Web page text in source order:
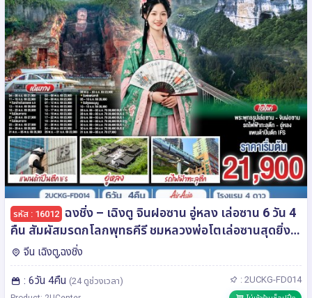
รหัส : 16012 ฉงชิ่ง – เฉิงตู จินฝอซาน อู่หลง เล่อซาน 6 วัน 4
คืน สัมผัสมรดกโลกพุทธคีรี ชมหลวงพ่อโตเล่อซานสุดยิ่ง
ใหญ่ โดยสายการบิน Air Asia (FD)
จีน เฉิงตู,ฉงชิ่ง
: 6วัน 4คืน (24 ดูช่วงเวลา) : 2UCKG-FD014